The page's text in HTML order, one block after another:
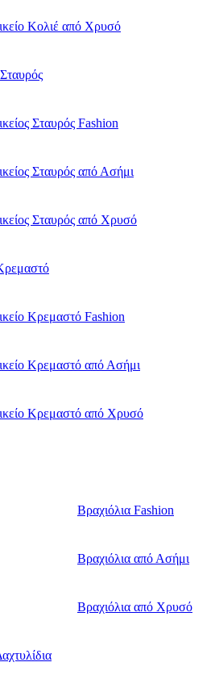
Κολιέ από Χρυσό
Σταυρός Fashion
Σταυρός από Ασήμι
Σταυρός από Χρυσό
Κρεμαστό Fashion
Κρεμαστό από Ασήμι
Κρεμαστό από Χρυσό
Βραχιόλια Fashion
Βραχιόλια από Ασήμι
Βραχιόλια από Χρυσό